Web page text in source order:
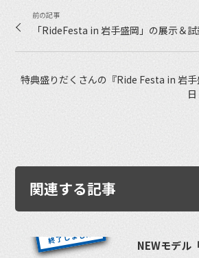
「RideFesta in 岩手盛岡」の展示＆試
特典盛りだくさんの『Ride Festa in 岩
関連する記事
NEWモデル